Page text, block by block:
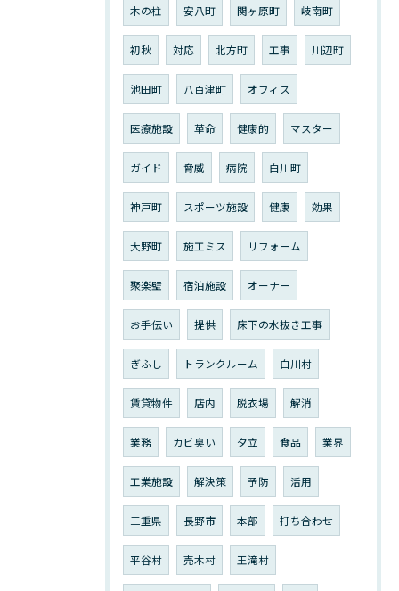
木の柱 安八町 関ヶ原町 岐南町
初秋 対応 北方町 工事 川辺町
池田町 八百津町 オフィス
医療施設 革命 健康的 マスター
ガイド 脅威 病院 白川町
神戸町 スポーツ施設 健康 効果
大野町 施工ミス リフォーム
聚楽壁 宿泊施設 オーナー
お手伝い 提供 床下の水抜き工事
ぎふし トランクルーム 白川村
賃貸物件 店内 脱衣場 解消
業務 カビ臭い 夕立 食品 業界
工業施設 解決策 予防 活用
三重県 長野市 本部 打ち合わせ
平谷村 売木村 王滝村